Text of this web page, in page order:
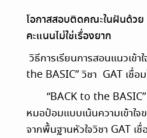
โอกาสสอบติดคณะในฝันด้วย
คะแนนไม่ใช่เรื่องยาก
วิธีการเรียนการสอนแนวเข้า
the BASIC” วิชา GAT เชื่อ
“BACK to the BASIC”
หมอป๋อมแบบเน้นความเข้าใจ
จากพื้นฐานหัวใจวิชา GAT เชื่